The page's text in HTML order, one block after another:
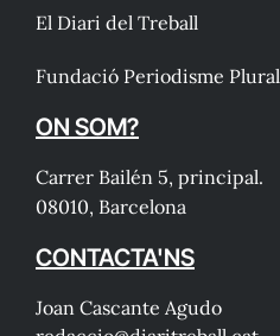
El Diari del Treball
Fundació Periodisme Plural
ON SOM?
Carrer Bailén 5, principal.
08010, Barcelona
CONTACTA'NS
Joan Cascante Agudo